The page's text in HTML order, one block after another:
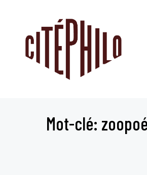
Mot-clé: